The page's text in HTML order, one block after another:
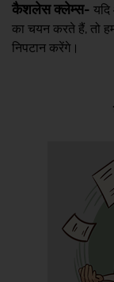
कैशलेस क्लेम्स-
का चयन करते हैं, तो
निपटान करेंगे।